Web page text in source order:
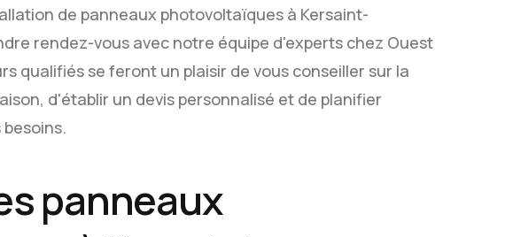
de panneaux photovoltaïques à Kersaint-
rendez-vous avec notre équipe d'experts chez Ouest
qualifiés se feront un plaisir de vous conseiller sur la
d'établir un devis personnalisé et de planifier
panneaux